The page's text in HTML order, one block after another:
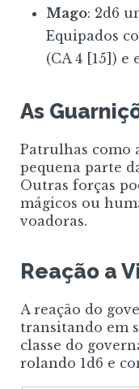
Mago: 2d6
Equipados
(CA 4
[15] ) e
As
Patrulhas como
pequena parte
Outras forças
mágicos ou
voadoras.
Reação a
A reação do
transitando em
classe do
rolando 1d6 e